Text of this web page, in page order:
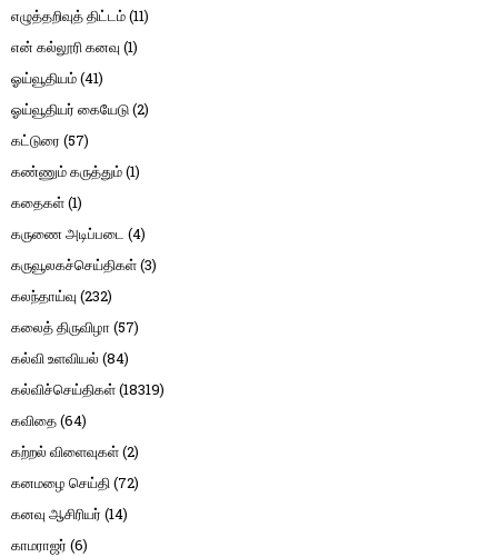
எழுத்தறிவுத் திட்டம்(11)
என் கல்லூரி கனவு (1)
ஓய்வூதியம்(41)
ஓய்வூதியர் கையேடு(2)
கட்டுரை (57)
கண்ணும் கருத்தும்(1)
கதைகள்(1)
கருணை அடிப்படை (4)
கருவூலகச்செய்திகள்(3)
கலந்தாய்வு (232)
கலைத் திருவிழா (57)
கல்வி உளவியல் (84)
கல்விச்செய்திகள்(18319)
கவிதை(64)
கற்றல் விளைவுகள்(2)
கனமழை செய்தி(72)
கனவு ஆசிரியர் (14)
காமராஜர் (6)